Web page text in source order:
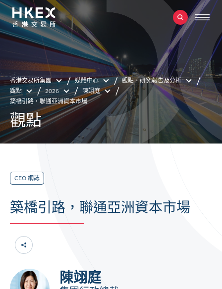
香港交易所集團 媒體中心
觀點、研究報告及分析
觀點
2026
陳翊庭
築橋引路，聯通亞洲資本市場
觀點
CEO 網誌
築橋引路，聯通亞洲資本市場
陳翊庭